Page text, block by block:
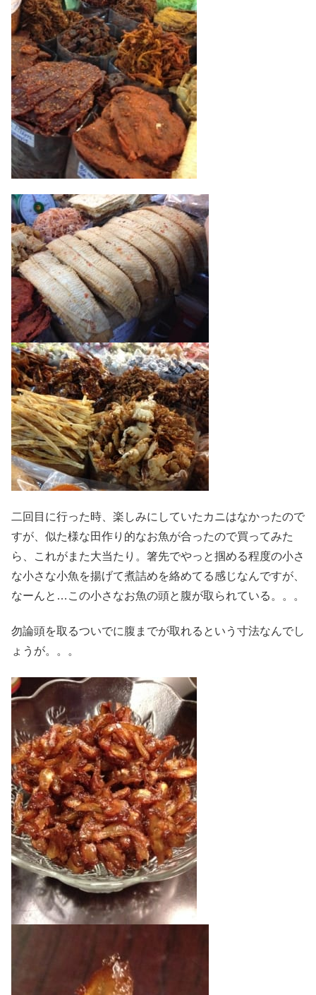
二回目に行った時、楽しみにしていたカニはなかったので
すが、似た様な田作り的なお魚が合ったので買ってみた
ら、これがまた大当たり。箸先でやっと掴める程度の小さ
な小さな小魚を揚げて煮詰めを絡めてる感じなんですが、
なーんと…この小さなお魚の頭と腹が取られている。。。
勿論頭を取るついでに腹までが取れるという寸法なんでし
ょうが。。。